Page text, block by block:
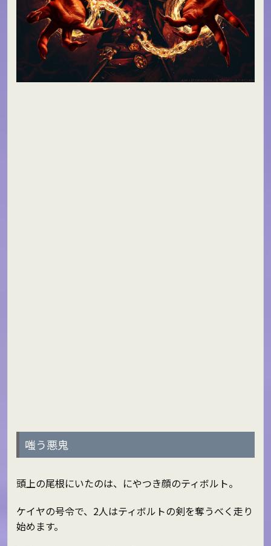
嗤う悪鬼
頭上の尾根にいたのは、にやつき顔のティボルト。
ケイヤの号令で、2人はティボルトの剣を奪うべく走り
始めます。